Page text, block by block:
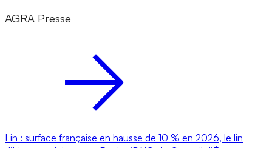
AGRA Presse
Lin : surface française en hausse de 10 % en 2026, le lin